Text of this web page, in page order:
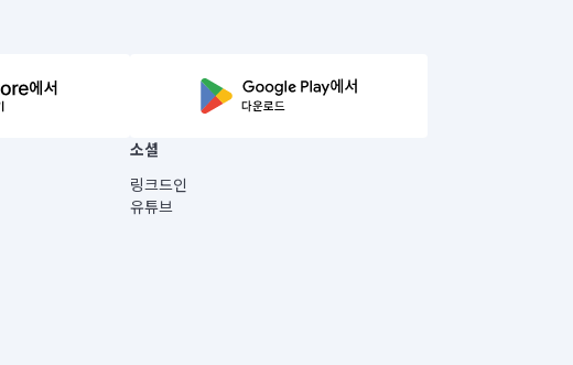
소셜
링크드인
유튜브